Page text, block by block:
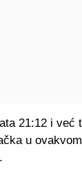
21:12 i već
u